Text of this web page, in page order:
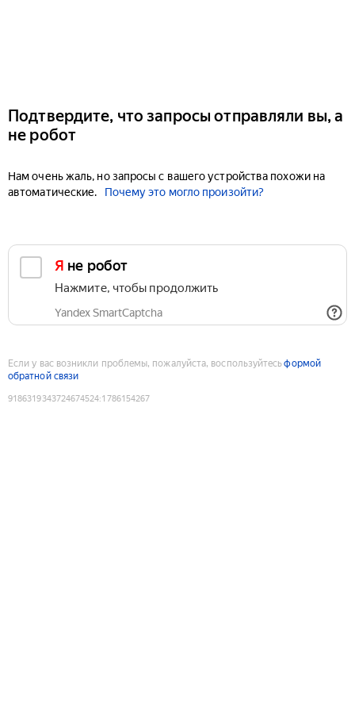
Подтвердите, что запросы отправляли вы, а
не робот
Нам очень жаль, но запросы с вашего устройства похожи на
автоматические.
Почему это могло произойти?
Я не робот
Нажмите, чтобы продолжить
Yandex SmartCaptcha
Если у вас возникли проблемы, пожалуйста, воспользуйтесьформой
обратной связи
9186319343724674524:1786154267